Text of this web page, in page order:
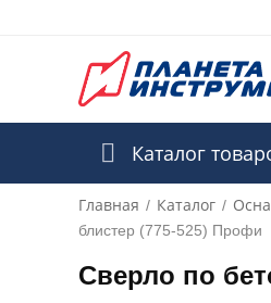
Каталог
Главная / Каталог /
блистер (775-525) Профи
Сверло по